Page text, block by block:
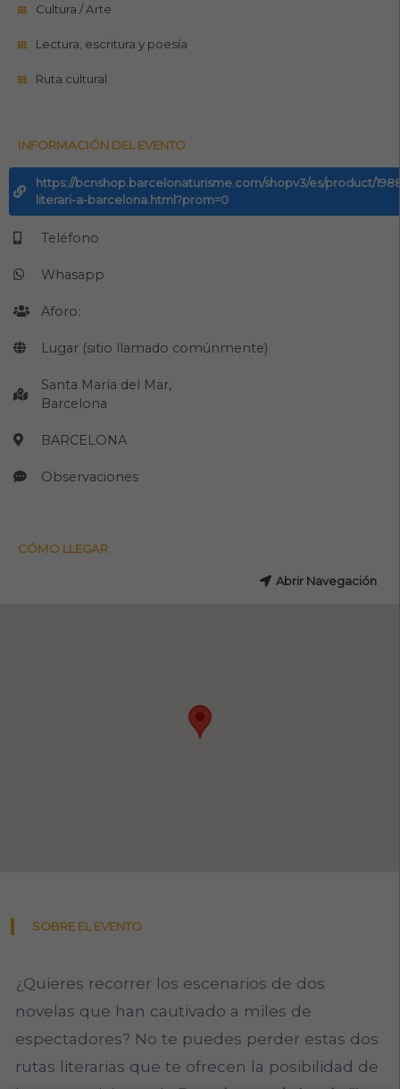
SOBRE EL EVENTO
¿Quieres recorrer los escenarios de dos
novelas que han cautivado a miles de
espectadores? No te puedes perder estas dos
rutas literarias que te ofrecen la posibilidad de
Cultura / Arte
Lectura, escritura y poesía
Ruta cultural
INFORMACIÓN DEL EVENTO
https://bcnshop.barcelonaturisme.com/shopv3/es/product/
literari-a-barcelona.html?prom=0
Teléfono
Whasapp
Aforo:
Lugar (sitio llamado comúnmente)
Santa María del Mar,
Barcelona
BARCELONA
Observaciones
CÓMO LLEGAR
Abrir Navegación